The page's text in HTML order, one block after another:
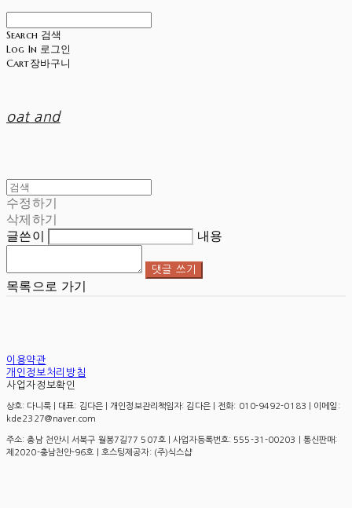
Search 검색
Log In 로그인
Cart장바구니
oat and
수정하기
삭제하기
글쓴이
내용
댓글 쓰기
목록으로 가기
이용약관
개인정보처리방침
사업자정보확인
상호: 다니룩 | 대표: 김다은 | 개인정보관리책임자: 김다은 | 전화: 010-9492-0183 | 이메일:
kde2327@naver.com
주소: 충남 천안시 서북구 월봉7길77 507호 | 사업자등록번호: 555-31-00203
| 통신판매:
제2020-충남천안-96호 | 호스팅제공자: (주)식스샵